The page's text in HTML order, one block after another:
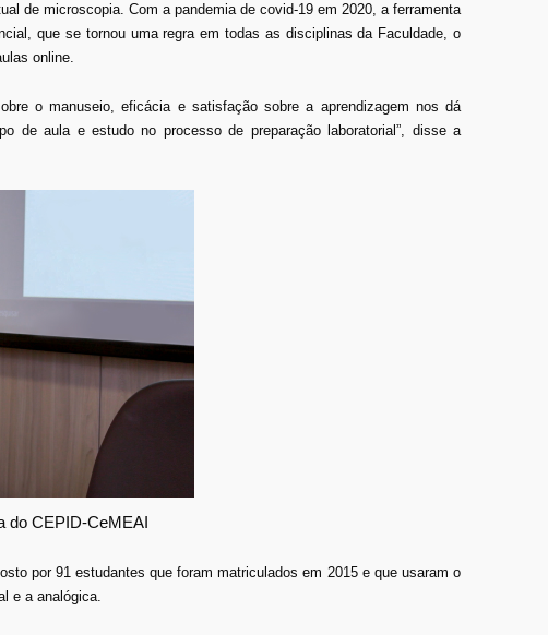
de microscopia. Com a pandemia de covid-19 em 2020, a ferramenta
que se tornou uma regra em todas as disciplinas da Faculdade, o
online.
o manuseio, eficácia e satisfação sobre a aprendizagem nos dá
de aula e estudo no processo de preparação laboratorial”, disse a
do CEPID-CeMEAI
por 91 estudantes que foram matriculados em 2015 e que usaram o
e a analógica.